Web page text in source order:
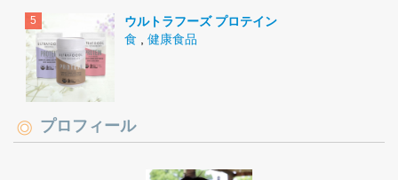
ウルトラフーズ プロテイン
食
健康食品
プロフィール